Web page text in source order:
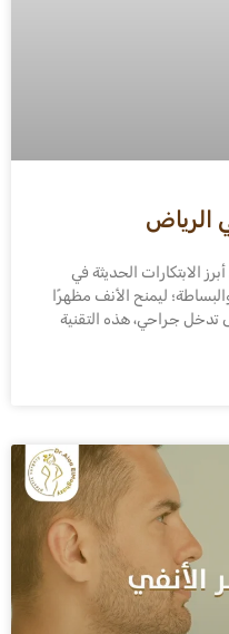
الرياض
الابتكارات الحديثة في
ليمنح الأنف مظهرًا
تدخل جراحي، هذه التقنية